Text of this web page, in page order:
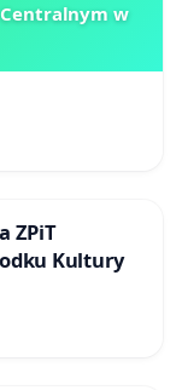
w
ZPiT
Kultury